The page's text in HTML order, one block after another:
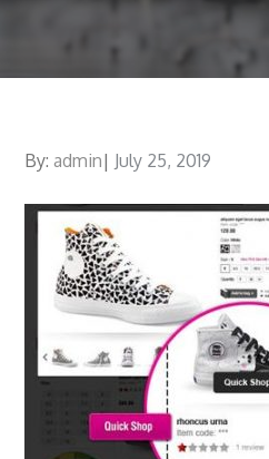
By:admin
Posted
July 25, 2019